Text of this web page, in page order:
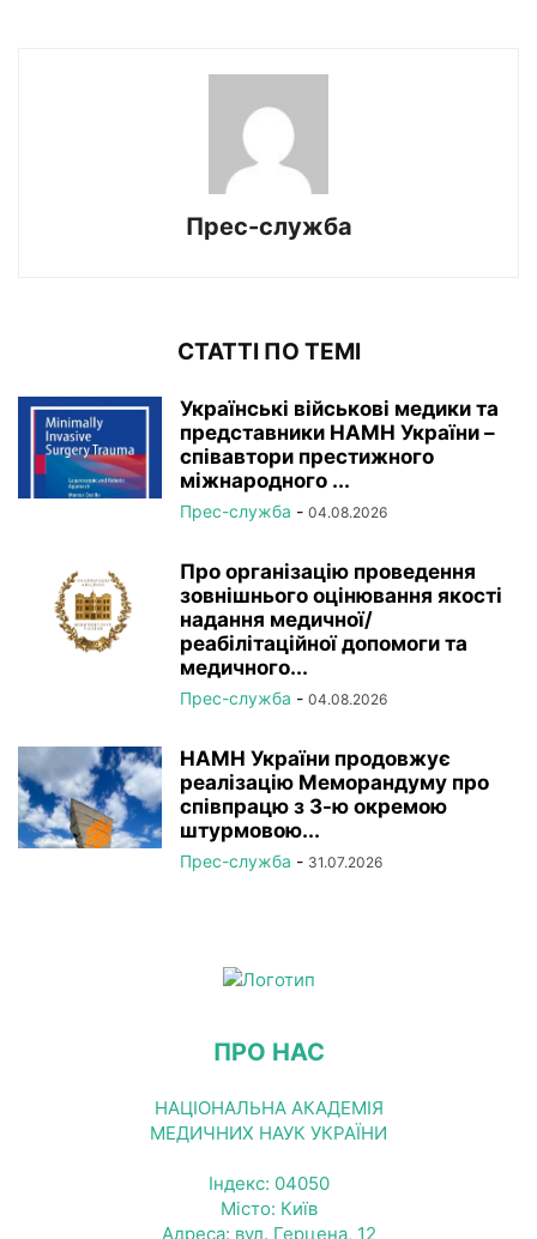
Прес-служба
СТАТТІ ПО ТЕМІ
Українські військові медики та
представники НАМН України –
співавтори престижного
міжнародного ...
Прес-служба - 04.08.2026
Про організацію проведення
зовнішнього оцінювання якості
надання медичної/
реабілітаційної допомоги та
медичного...
Прес-служба - 04.08.2026
НАМН України продовжує
реалізацію Меморандуму про
співпрацю з 3-ю окремою
штурмовою...
Прес-служба - 31.07.2026
ПРО НАС
НАЦІОНАЛЬНА АКАДЕМІЯ
МЕДИЧНИХ НАУК УКРАЇНИ
Індекс: 04050
Місто: Київ
Адреса: вул. Герцена, 12